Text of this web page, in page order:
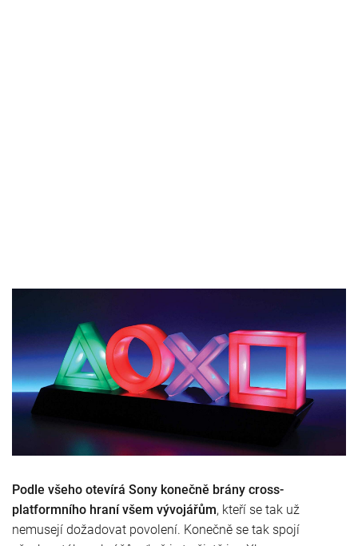
Podle všeho otevírá Sony konečně brány cross-
platformního hraní všem vývojářům, kteří se tak už
nemusejí dožadovat povolení. Konečně se tak spojí